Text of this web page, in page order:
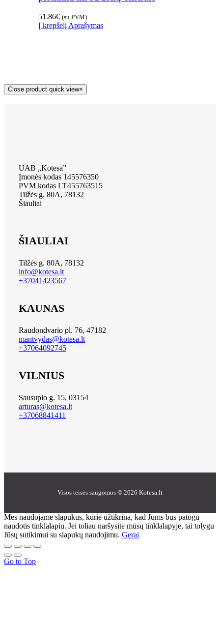
51.86€ (su PVM)
Į krepšelį Aprašymas
Close product quick view×
UAB „Kotesa”
Įmonės kodas 145576350
PVM kodas LT455763515
Tilžės g. 80A, 78132
Šiauliai
ŠIAULIAI
Tilžės g. 80A, 78132
info@kotesa.lt
+37041423567
KAUNAS
Raudondvario pl. 76, 47182
mantvydas@kotesa.lt
+37064092745
VILNIUS
Sausupio g. 15, 03154
arturas@kotesa.lt
+37068841411
Visos teisės saugomos © 2026 Kotesa.lt
Mes naudojame slapukus, kurie užtikrina, kad Jums bus patogu
naudotis tinklalapiu. Jei toliau naršysite mūsų tinklalapyje, tai tolygu
Jūsų sutikimui su slapukų naudojimu. Gerai
Go to Top